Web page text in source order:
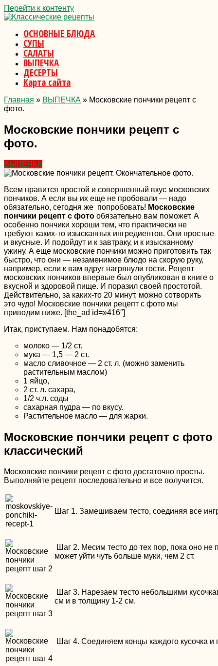
Перейти к контенту
ОСНОВНЫЕ БЛЮДА
СУПЫ
САЛАТЫ
ВЫПЕЧКА
ДЕСЕРТЫ
Карта сайта
Главная » ВЫПЕЧКА » Московские пончики рецепт с
фото.
Московские пончики рецепт с
фото.
ВЫПЕЧКА
Всем нравится простой и совершенный вкус московских
пончиков. А если вы их еще не пробовали — надо
обязательно, сегодня же попробовать! Московские
пончики рецепт с фото обязательно вам поможет. А
особенно пончики хороши тем, что практически не
требуют каких-то изысканных ингредиентов. Они простые
и вкусные. И подойдут и к завтраку, и к изысканному
ужину. А еще московские пончики можно приготовить так
быстро, что они — незаменимое блюдо на скорую руку,
например, если к вам вдруг нагрянули гости. Рецепт
московских пончиков впервые был опубликован в книге о
вкусной и здоровой пище. И поразил своей простотой.
Действительно, за каких-то 20 минут, можно сотворить
это чудо! Московские пончики рецепт с фото мы
приводим ниже. [the_ad id=»416″]
Итак, приступаем. Нам понадобятся:
молоко — 1/2 ст.
мука — 1,5 — 2 ст.
масло сливочное — 2 ст. л. (можно заменить
растительным маслом)
1 яйцо,
2 ст. л. сахара,
1/2 ч.л. соды
сахарная пудра — по вкусу.
Растительное масло — для жарки.
Московские пончики рецепт с фото
классический
Московские пончики рецепт с фото достаточно просты.
Выполняйте рецепт последовательно и все получится.
Шаг 1. Замешиваем тесто, соединяя все
Шаг 2. Месим тесто до тех пор, пока оно не
может уйти чуть больше муки, чем 2 ст.
Шаг 3. Нарезаем тесто небольшими
см и в толщину 1-2 см.
Шаг 4. Соединяем концы каждого кусочка и